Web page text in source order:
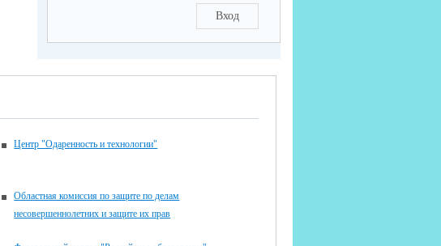
Вход
Центр "Одаренность и технологии"
Областная комиссия по защите по делам
несовершеннолетних и защите их прав